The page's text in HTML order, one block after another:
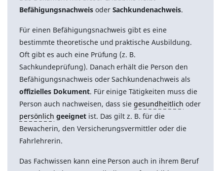
Befähigungsnachweis oder Sachkundenachweis.
Für einen Befähigungsnachweis gibt es eine
bestimmte theoretische und praktische Ausbildung.
Oft gibt es auch eine Prüfung (z. B.
Sachkundeprüfung). Danach erhält die Person den
Befähigungsnachweis oder Sachkundenachweis als
offizielles Dokument. Für einige Tätigkeiten muss die
Person auch nachweisen, dass siegesundheitlich oder
persönlich geeignetist. Das gilt z. B. für die
Bewacherin, den Versicherungsvermittler oder die
Fahrlehrerin.
Das Fachwissen kann eine Person auch in ihrem Beruf